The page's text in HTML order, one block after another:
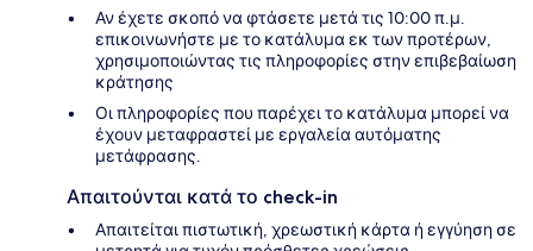
Αν έχετε σκοπό να φτάσετε μετά τις 10:00 π.μ.
επικοινωνήστε με το κατάλυμα εκ των προτέρων,
χρησιμοποιώντας τις πληροφορίες στην επιβεβαίωση
κράτησης
Οι πληροφορίες που παρέχει το κατάλυμα μπορεί να
έχουν μεταφραστεί με εργαλεία αυτόματης
μετάφρασης.
Απαιτούνται κατά το check-in
Απαιτείται πιστωτική, χρεωστική κάρτα ή εγγύηση σε